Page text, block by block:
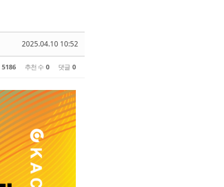
2025.04.10 10:52
5186 추천 수 0 댓글 0